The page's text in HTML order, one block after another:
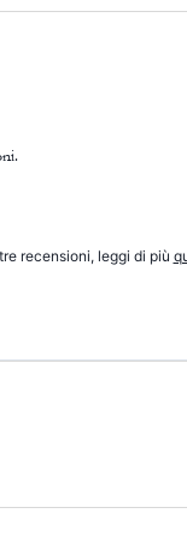
recensioni, leggi di più